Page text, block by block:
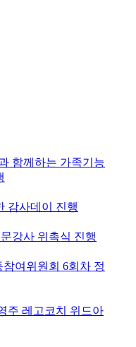
함께하는 가족기능
감사데이 진행
강사 위촉식 진행
여위원회 6회차 정
주 레고코치 위드아